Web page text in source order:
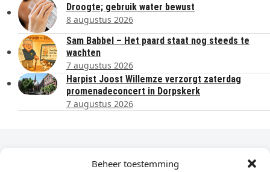
Beheer toestemming
Droogte; gebruik water bewust
8 augustus 2026
Sam Babbel – Het paard staat nog steeds te
wachten
7 augustus 2026
Harpist Joost Willemze verzorgt zaterdag
promenadeconcert in Dorpskerk
7 augustus 2026
Dagelijks het laatste nieuws in je e-mail?